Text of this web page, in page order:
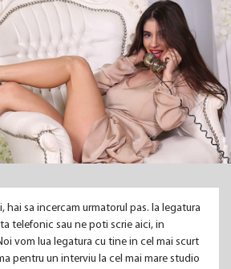
hai sa incercam urmatorul pas. Ia legatura
telefonic sau ne poti scrie aici, in
vom lua legatura cu tine in cel mai scurt
pentru un interviu la cel mai mare studio